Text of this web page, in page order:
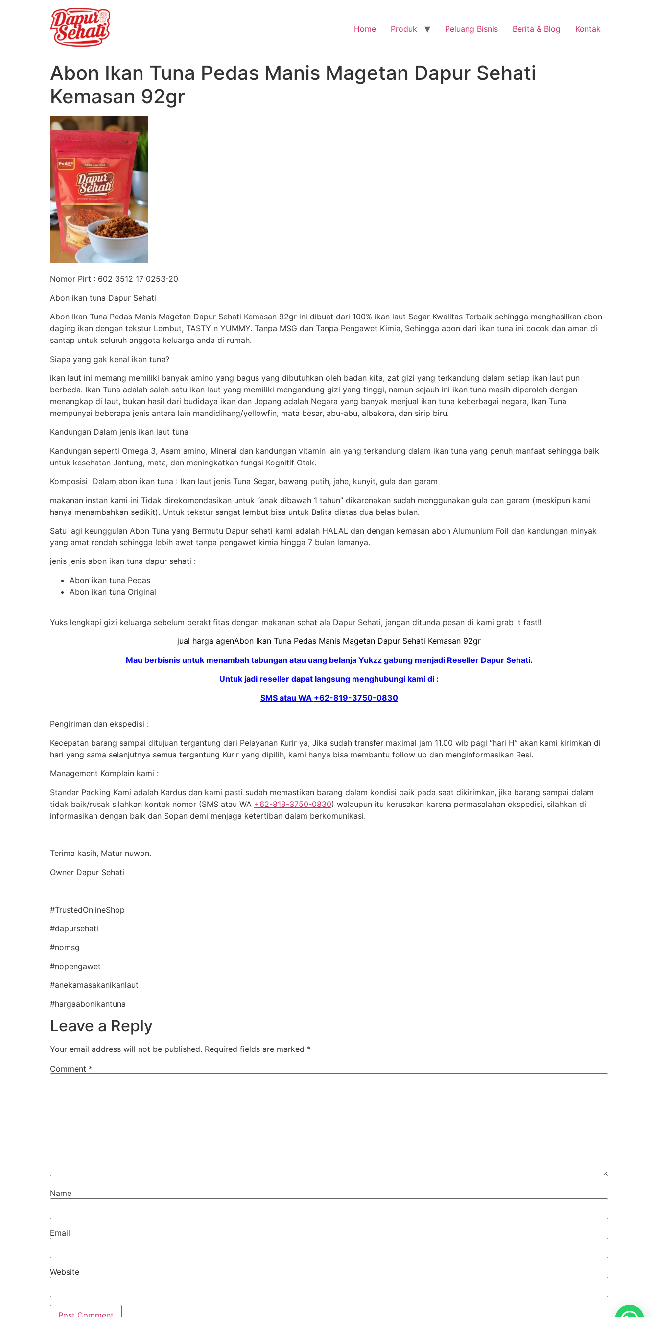
Home Produk Peluang Bisnis Berita & Blog Kontak
Abon Ikan Tuna Pedas Manis Magetan Dapur Sehati
Kemasan 92gr
Nomor Pirt : 602 3512 17 0253-20
Abon ikan tuna Dapur Sehati
Abon Ikan Tuna Pedas Manis Magetan Dapur Sehati Kemasan 92gr ini dibuat dari 100% ikan laut Segar Kwalitas Terbaik sehingga menghasilkan abon
daging ikan dengan tekstur Lembut, TASTY n YUMMY. Tanpa MSG dan Tanpa Pengawet Kimia, Sehingga abon dari ikan tuna ini cocok dan aman di
santap untuk seluruh anggota keluarga anda di rumah.
Siapa yang gak kenal ikan tuna?
ikan laut ini memang memiliki banyak amino yang bagus yang dibutuhkan oleh badan kita, zat gizi yang terkandung dalam setiap ikan laut pun
berbeda. Ikan Tuna adalah salah satu ikan laut yang memiliki mengandung gizi yang tinggi, namun sejauh ini ikan tuna masih diperoleh dengan
menangkap di laut, bukan hasil dari budidaya ikan dan Jepang adalah Negara yang banyak menjual ikan tuna keberbagai negara, Ikan Tuna
mempunyai beberapa jenis antara lain mandidihang/yellowfin, mata besar, abu-abu, albakora, dan sirip biru.
Kandungan Dalam jenis ikan laut tuna
Kandungan seperti Omega 3, Asam amino, Mineral dan kandungan vitamin lain yang terkandung dalam ikan tuna yang penuh manfaat sehingga baik
untuk kesehatan Jantung, mata, dan meningkatkan fungsi Kognitif Otak.
Komposisi Dalam abon ikan tuna : Ikan laut jenis Tuna Segar, bawang putih, jahe, kunyit, gula dan garam
makanan instan kami ini Tidak direkomendasikan untuk “anak dibawah 1 tahun” dikarenakan sudah menggunakan gula dan garam (meskipun kami
hanya menambahkan sedikit). Untuk tekstur sangat lembut bisa untuk Balita diatas dua belas bulan.
Satu lagi keunggulan Abon Tuna yang Bermutu Dapur sehati kami adalah HALAL dan dengan kemasan abon Alumunium Foil dan kandungan minyak
yang amat rendah sehingga lebih awet tanpa pengawet kimia hingga 7 bulan lamanya.
jenis jenis abon ikan tuna dapur sehati :
Abon ikan tuna Pedas
Abon ikan tuna Original
Yuks lengkapi gizi keluarga sebelum beraktifitas dengan makanan sehat ala Dapur Sehati, jangan ditunda pesan di kami grab it fast!!
jual harga agenAbon Ikan Tuna Pedas Manis Magetan Dapur Sehati Kemasan 92gr
Mau berbisnis untuk menambah tabungan atau uang belanja Yukzz gabung menjadi Reseller Dapur Sehati.
Untuk jadi reseller dapat langsung menghubungi kami di :
SMS atau WA +62-819-3750-0830
Pengiriman dan ekspedisi :
Kecepatan barang sampai ditujuan tergantung dari Pelayanan Kurir ya, Jika sudah transfer maximal jam 11.00 wib pagi “hari H” akan kami kirimkan di
hari yang sama selanjutnya semua tergantung Kurir yang dipilih, kami hanya bisa membantu follow up dan menginformasikan Resi.
Management Komplain kami :
Standar Packing Kami adalah Kardus dan kami pasti sudah memastikan barang dalam kondisi baik pada saat dikirimkan, jika barang sampai dalam
tidak baik/rusak silahkan kontak nomor (SMS atau WA +62-819-3750-0830) walaupun itu kerusakan karena permasalahan ekspedisi, silahkan di
informasikan dengan baik dan Sopan demi menjaga ketertiban dalam berkomunikasi.
Terima kasih, Matur nuwon.
Owner Dapur Sehati
#TrustedOnlineShop
#dapursehati
#nomsg
#nopengawet
#anekamasakanikanlaut
#hargaabonikantuna
Leave a Reply
Your email address will not be published. Required fields are marked *
Comment *
Name
Email
Website